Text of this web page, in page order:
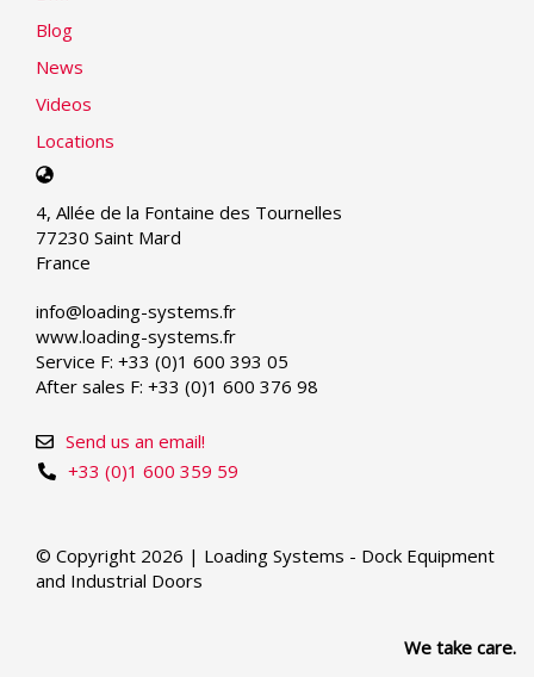
Blog
News
Videos
Locations
Select
language
4, Allée de la Fontaine des Tournelles
77230 Saint Mard
France
info@loading-systems.fr
www.loading-systems.fr
Service F: +33 (0)1 600 393 05
After sales F: +33 (0)1 600 376 98
+33 (0)1 600 359 59
Send us an email!
© Copyright 2026 | Loading Systems - Dock Equipment
and Industrial Doors
We take care.